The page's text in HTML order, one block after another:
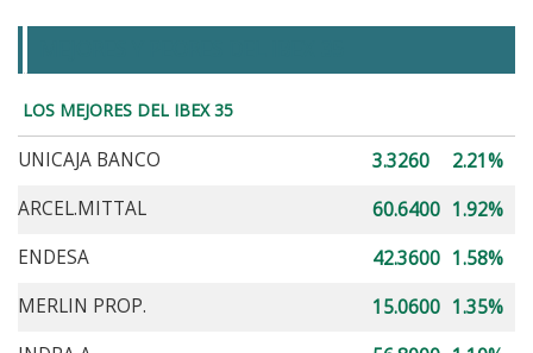
LOS MEJORES DEL IBEX 35
UNICAJA BANCO 3.3260
2.21%
ARCEL.MITTAL
60.6400 1.92%
ENDESA
42.3600 1.58%
MERLIN PROP.
15.0600 1.35%